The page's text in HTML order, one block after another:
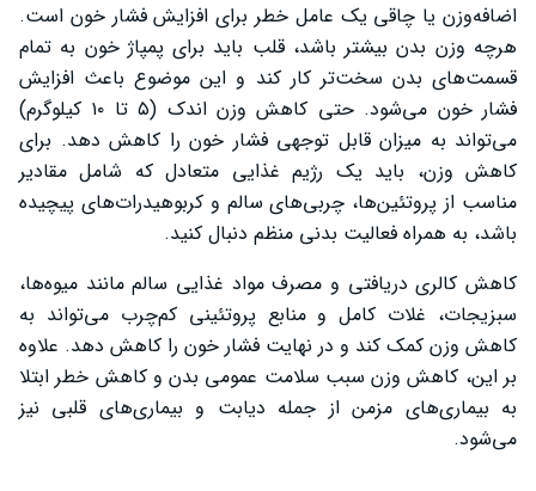
اضافه‌وزن یا چاقی یک عامل خطر برای افزایش فشار خون است.
هرچه وزن بدن بیشتر باشد، قلب باید برای پمپاژ خون به تمام
قسمت‌های بدن سخت‌تر کار کند و این موضوع باعث افزایش
فشار خون می‌شود. حتی کاهش وزن اندک (۵ تا ۱۰ کیلوگرم)
می‌تواند به میزان قابل توجهی فشار خون را کاهش دهد. برای
کاهش وزن، باید یک رژیم غذایی متعادل که شامل مقادیر
مناسب از پروتئین‌ها، چربی‌های سالم و کربوهیدرات‌های پیچیده
باشد، به همراه فعالیت بدنی منظم دنبال کنید.
کاهش کالری دریافتی و مصرف مواد غذایی سالم مانند میوه‌ها،
سبزیجات، غلات کامل و منابع پروتئینی کم‌چرب می‌تواند به
کاهش وزن کمک کند و در نهایت فشار خون را کاهش دهد. علاوه
بر این، کاهش وزن سبب سلامت عمومی بدن و کاهش خطر ابتلا
به بیماری‌های مزمن از جمله دیابت و بیماری‌های قلبی نیز
می‌شود.